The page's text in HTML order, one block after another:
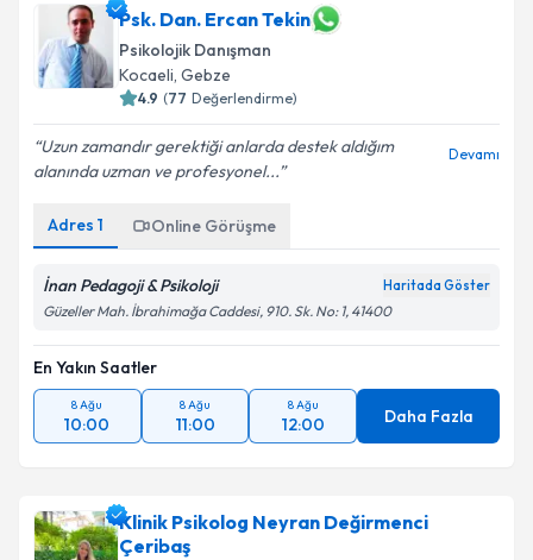
Psk. Dan. Ercan Tekin
Psikolojik Danışman
Kocaeli, Gebze
4.9 (77 Değerlendirme)
Uzun zamandır gerektiği anlarda destek aldığım
alanında uzman ve profesyonel...
Devamı
Adres 1 Online Görüşme
İnan Pedagoji & Psikoloji Haritada Göster
Güzeller Mah. İbrahimağa Caddesi, 910. Sk. No: 1, 41400
En Yakın Saatler
8 Ağu
10:00
8 Ağu
11:00
8 Ağu
12:00 Daha Fazla
Klinik Psikolog Neyran Değirmenci
Çeribaş